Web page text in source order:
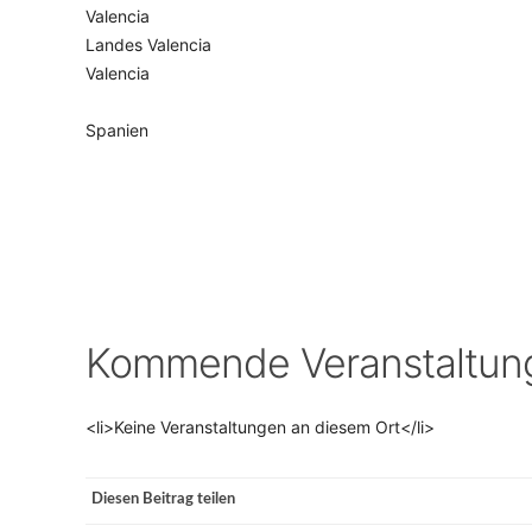
VERANSTALTUNGSORTE
Valencia
Landes Valencia
Valencia
Spanien
Kommende
<li>Keine Veranstaltungen an diesem Ort</li>
Diesen Beitrag teilen